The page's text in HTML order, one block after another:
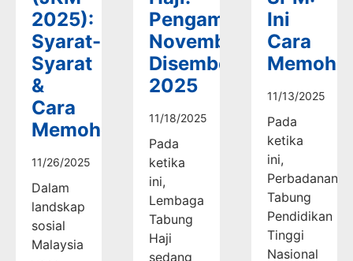
2025):
Syarat-
Syarat
&
Cara
Memohon
11/26/2025
Dalam
landskap
sosial
Malaysia
Pengambilan
November-
Disember
2025
11/18/2025
Pada
ketika
ini,
Lembaga
Tabung
Haji
sedang
Ini
Cara
11/13/2025
Pada
ketika
ini,
Perbadanan
Tabung
Pendidikan
Tinggi
Nasional